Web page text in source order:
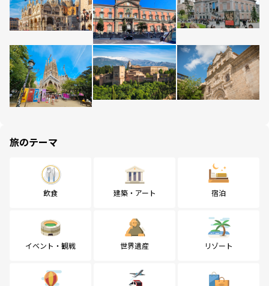
旅のテーマ
飲食 建築・アート 宿泊
イベント・観戦 世界遺産 リゾート